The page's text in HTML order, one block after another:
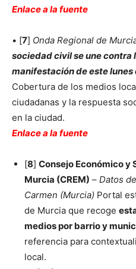
Enlace a la fuente
• [7] Onda Regional de
sociedad civil se une contra
manifestación de este lunes
Cobertura de los medios
ciudadanas y la respuesta
en la ciudad.
Enlace a la fuente
[8] Consejo Económico y
Murcia (CREM) – Datos
Carmen (Murcia) Portal
de Murcia que recoge
medios por barrio y
referencia para
local.